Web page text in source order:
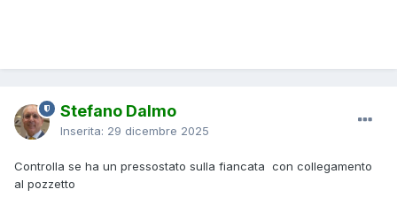
Stefano Dalmo
Inserita: 29 dicembre 2025
Controlla se ha un pressostato sulla fiancata con collegamento
al pozzetto